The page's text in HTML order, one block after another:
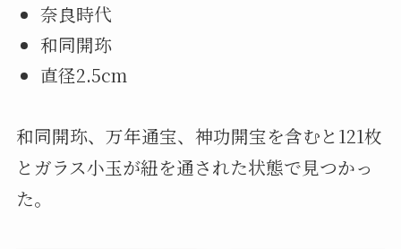
奈良時代
和同開珎
直径2.5cm
和同開珎、万年通宝、神功開宝を含むと121枚
とガラス小玉が紐を通された状態で見つかっ
た。